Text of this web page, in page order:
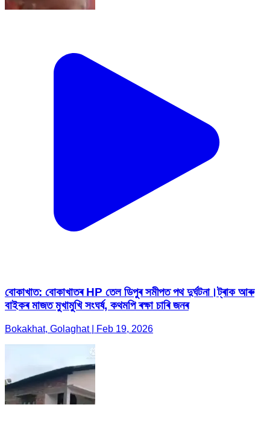
বোকাখাত: বোকাখাতৰ HP তেল ডিপুৰ সমীপত পথ দুৰ্ঘটনা।ট্ৰাক আৰু
বাইকৰ মাজত মুখামুখি সংঘৰ্ষ, কথমপি ৰক্ষা চাৰি জনৰ
Bokakhat, Golaghat | Feb 19, 2026